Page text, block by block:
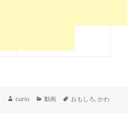
作
curio
カ
動画
タ
おもしろ,かわ